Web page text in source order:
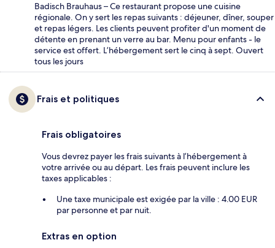
Badisch Brauhaus – Ce restaurant propose une cuisine
régionale. On y sert les repas suivants : déjeuner, dîner, souper
et repas légers. Les clients peuvent profiter d'un moment de
détente en prenant un verre au bar. Menu pour enfants - le
service est offert. L’hébergement sert le cinq à sept. Ouvert
tous les jours
Frais et politiques
Frais obligatoires
Vous devrez payer les frais suivants à l’hébergement à
votre arrivée ou au départ. Les frais peuvent inclure les
taxes applicables :
Une taxe municipale est exigée par la ville : 4.00 EUR
par personne et par nuit.
Extras en option